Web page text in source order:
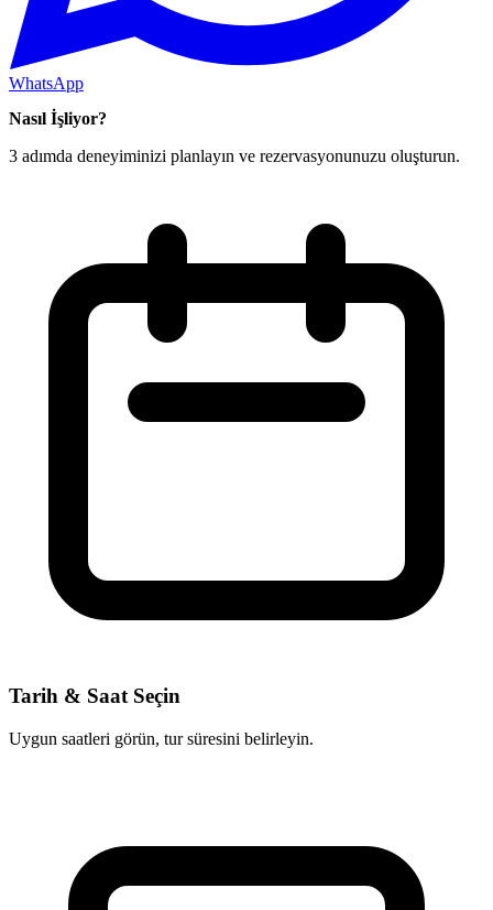
WhatsApp
Nasıl İşliyor?
3 adımda deneyiminizi planlayın ve rezervasyonunuzu oluşturun.
Tarih & Saat Seçin
Uygun saatleri görün, tur süresini belirleyin.